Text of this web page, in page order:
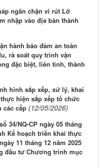
ngăn chặn vi rút Lở
nhập vào địa bàn thành
hành bảo đảm an toàn
rà soát quy trình vận
đặc biệt, liên tỉnh, thành
hình sắp xếp, xử lý, khai
hiện sắp xếp tổ chức
các cấp (12/05/2026)
34/NQ-CP ngày 05 tháng
Kế hoạch triển khai thực
11 tháng 12 năm 2025
đầu tư Chương trình mục